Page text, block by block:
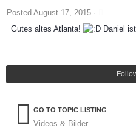
Posted August 17, 2015 ·
Gutes altes Atlanta!
Daniel
GO TO TOPIC LISTING
Videos & Bilder